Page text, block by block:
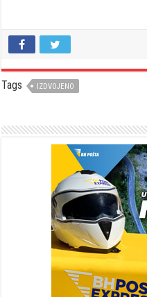
Tags IZDVOJENO